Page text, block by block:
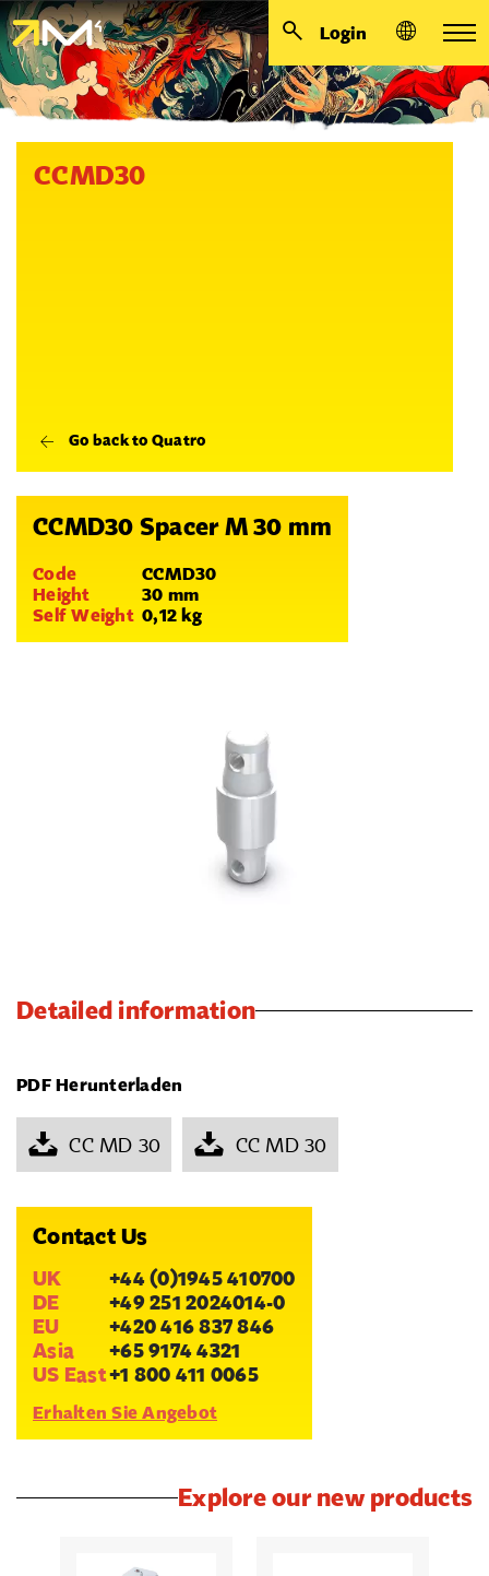
Login
CCMD30
Go back to Quatro
CCMD30 Spacer M 30 mm
Code
CCMD30
Height
30 mm
Self Weight 0,12 kg
Detailed information
PDF Herunterladen
CC MD 30 CC MD 30
Contact Us
UK
+44 (0)1945 410700
DE
+49 251 2024014-0
EU
+420 416 837 846
Asia
+65 9174 4321
US East+1 800 411 0065
Erhalten Sie Angebot
Explore our new products